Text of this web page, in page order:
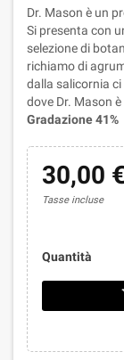
Dr. Mason è un
Si presenta con
selezione di
richiamo di
dalla salicornia
dove Dr. Mason
Gradazione 41%
30,00 €
Tasse incluse
Quantità